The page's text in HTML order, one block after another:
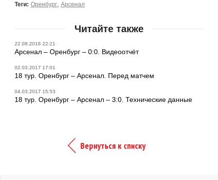
Теги: Оренбург Арсенал
Читайте также
22.08.2016 22:21
Арсенал – Оренбург – 0:0. Видеоотчёт
02.03.2017 17:01
18 тур. Оренбург – Арсенал. Перед матчем
04.03.2017 15:53
18 тур. Оренбург – Арсенал – 3:0. Технические данные
Вернуться к списку